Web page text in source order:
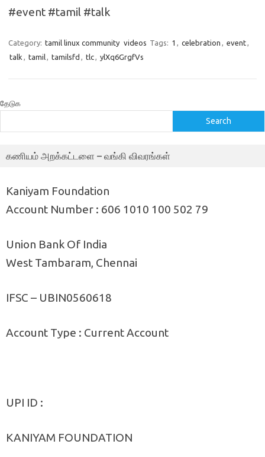
#event #tamil #talk
Category: tamil linux community videos Tags: 1 , celebration , event,
talk , tamil, tamilsfd , tlc, ylXq6GrgfVs
தேடுக
Search
கணியம் அறக்கட்டளை – வங்கி விவரங்கள்
Kaniyam Foundation
Account Number : 606 1010 100 502 79
Union Bank Of India
West Tambaram, Chennai
IFSC – UBIN0560618
Account Type : Current Account
UPI ID :
KANIYAM FOUNDATION